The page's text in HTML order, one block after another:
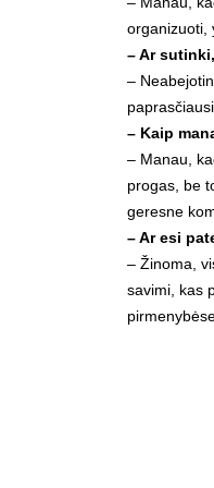
organizuoti,
– Ar
–
– Kaip
– Manau,
progas, be
geresne
– Ar esi
– Žinoma,
savimi, kas